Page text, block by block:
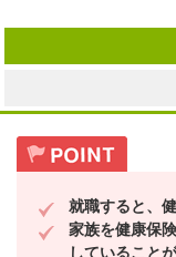
就職すると、
家族を健康保
していること